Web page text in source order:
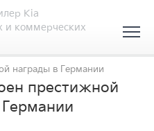
Kia
и коммерческих
награды в Германии
престижной